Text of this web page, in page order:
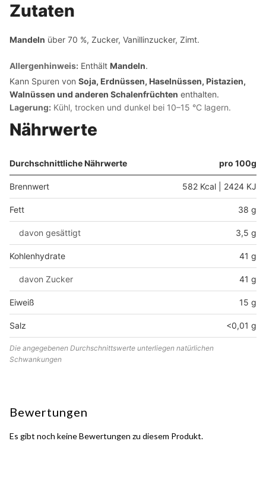
Zutaten
Mandeln über 70 %, Zucker, Vanillinzucker, Zimt.
Allergenhinweis: Enthält Mandeln.
Kann Spuren von Soja, Erdnüssen, Haselnüssen, Pistazien,
Walnüssen und anderen Schalenfrüchten enthalten.
Lagerung: Kühl, trocken und dunkel bei 10–15 °C lagern.
Nährwerte
Durchschnittliche Nährwerte pro 100g
Brennwert 582 Kcal | 2424 KJ
Fett 38 g
davon gesättigt 3,5 g
Kohlenhydrate 41 g
davon Zucker 41 g
Eiweiß 15 g
Salz <0,01 g
Die angegebenen Durchschnittswerte unterliegen natürlichen
Schwankungen
Bewertungen
Es gibt noch keine Bewertungen zu diesem Produkt.